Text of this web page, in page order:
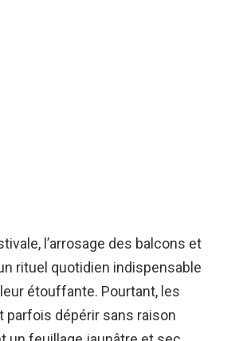
l’arrosage des balcons et
rituel quotidien indispensable
étouffante. Pourtant, les
parfois dépérir sans raison